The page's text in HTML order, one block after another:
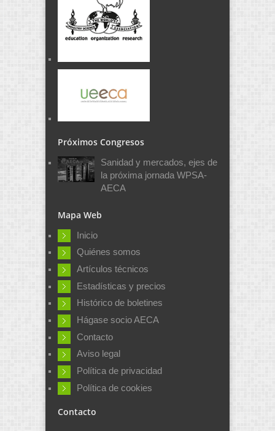
Próximos Congresos
Sanidad y mercados, ejes de
la próxima jornada WPSA-
AECA
Mapa Web
Inicio
Quiénes somos
Artículos técnicos
Estadísticas y precios
Histórico de boletines
Hágase socio AECA
Contacto
Aviso legal
Política de privacidad
Política de cookies
Contacto